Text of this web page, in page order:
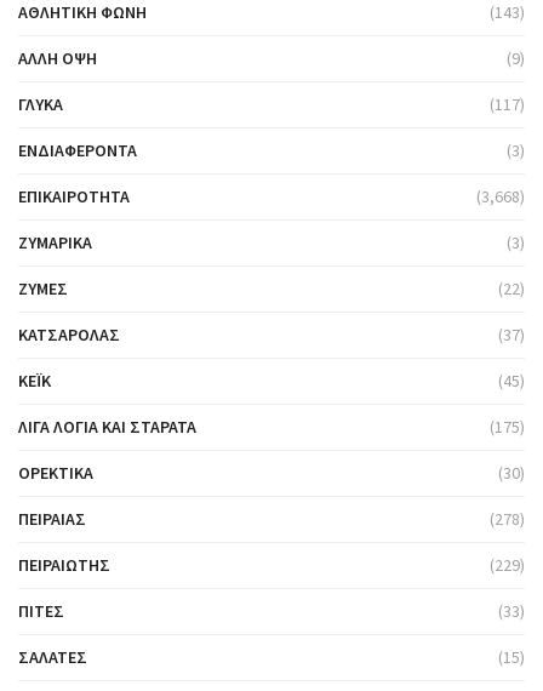
ΑΘΛΗΤΙΚΉ ΦΩΝΉ (143)
ΆΛΛΗ ΌΨΗ (9)
ΓΛΥΚΆ (117)
ΕΝΔΙΑΦΈΡΟΝΤΑ (3)
ΕΠΙΚΑΙΡΌΤΗΤΑ (3,668)
ΖΥΜΑΡΙΚΆ (3)
ΖΎΜΕΣ (22)
ΚΑΤΣΑΡΌΛΑΣ (37)
ΚΈΙΚ (45)
ΛΊΓΑ ΛΌΓΙΑ ΚΑΙ ΣΤΑΡΆΤΑ (175)
ΟΡΕΚΤΙΚΆ (30)
ΠΕΙΡΑΙΆΣ (278)
ΠΕΙΡΑΙΏΤΗΣ (229)
ΠΊΤΕΣ (33)
ΣΑΛΆΤΕΣ (15)